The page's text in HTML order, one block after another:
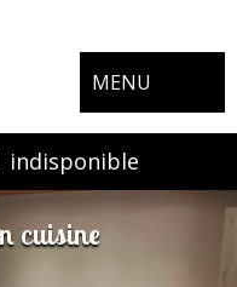
MENU
indisponible
cuisine